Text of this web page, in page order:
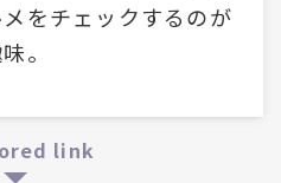
をチェックするのが
。
link